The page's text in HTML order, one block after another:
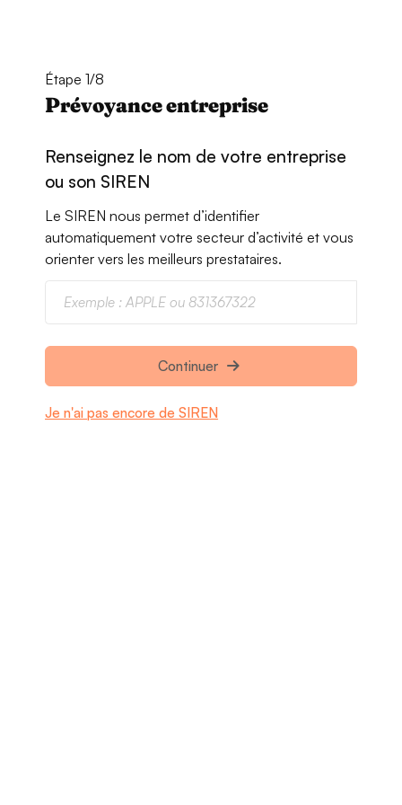
Étape 1/8
Prévoyance entreprise
Renseignez le nom de votre entreprise
ou son SIREN
Le SIREN nous permet d’identifier
automatiquement votre secteur d’activité et vous
orienter vers les meilleurs prestataires.
Continuer
Je n'ai pas encore de SIREN